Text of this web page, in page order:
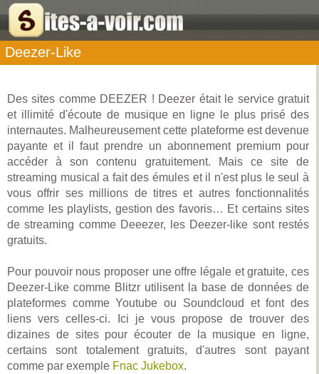
Deezer-Like
Des sites comme DEEZER ! Deezer était le service gratuit
et illimité d'écoute de musique en ligne le plus prisé des
internautes. Malheureusement cette plateforme est devenue
payante et il faut prendre un abonnement premium pour
accéder à son contenu gratuitement. Mais ce site de
streaming musical a fait des émules et il n'est plus le seul à
vous offrir ses millions de titres et autres fonctionnalités
comme les playlists, gestion des favoris… Et certains sites
de streaming comme Deeezer, les Deezer-like sont restés
gratuits.
Pour pouvoir nous proposer une offre légale et gratuite, ces
Deezer-Like comme Blitzr utilisent la base de données de
plateformes comme Youtube ou Soundcloud et font des
liens vers celles-ci. Ici je vous propose de trouver des
dizaines de sites pour écouter de la musique en ligne,
certains sont totalement gratuits, d'autres sont payant
comme par exemple Fnac Jukebox.